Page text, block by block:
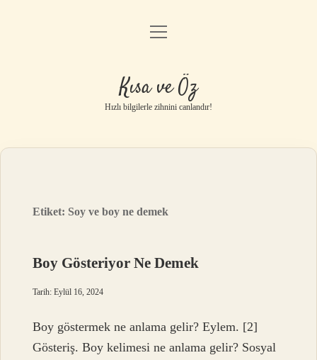
Anasayfa
Gizlilik Politikası
Yasal Uyarı
menüyü
Kısa ve Öz
Hızlı bilgilerle zihnini canlandır!
Etiket: Soy ve boy ne demek
Boy Gösteriyor Ne Demek
Tarih: Eylül 16, 2024
Boy göstermek ne anlama gelir? Eylem. [2]
Gösteriş. Boy kelimesi ne anlama gelir? Sosyal